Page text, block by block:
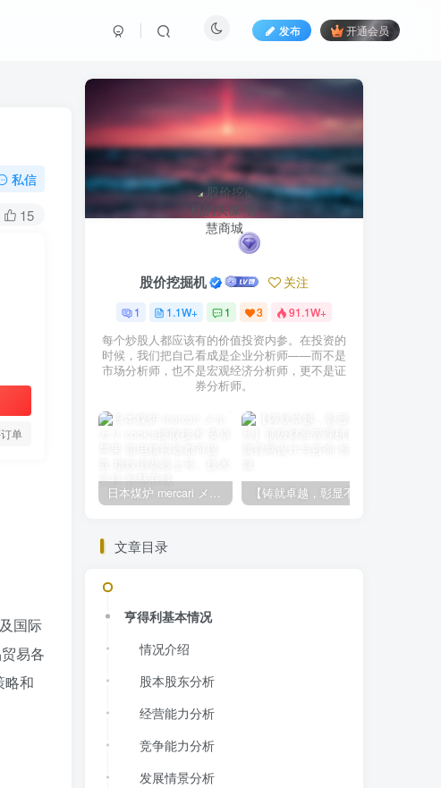
发布 开通会员
私信
15
单
国际
易各
略和
股价挖掘机 关注
1 1.1W+ 1 3 91.1W+
每个炒股人都应该有的价值投资内参。在投资的
时候，我们把自己看成是企业分析师——而不是
市场分析师，也不是宏观经济分析师，更不是证
券分析师。
日本煤炉 mercari メルカリ cookie提取技术 安卓 苹果 雷电模拟器都可提取,指纹浏览器上号。技术支持
文章目录
亨得利基本情况
情况介绍
股本股东分析
经营能力分析
竞争能力分析
发展情景分析